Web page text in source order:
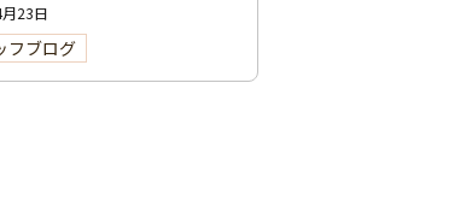
23日
フブログ